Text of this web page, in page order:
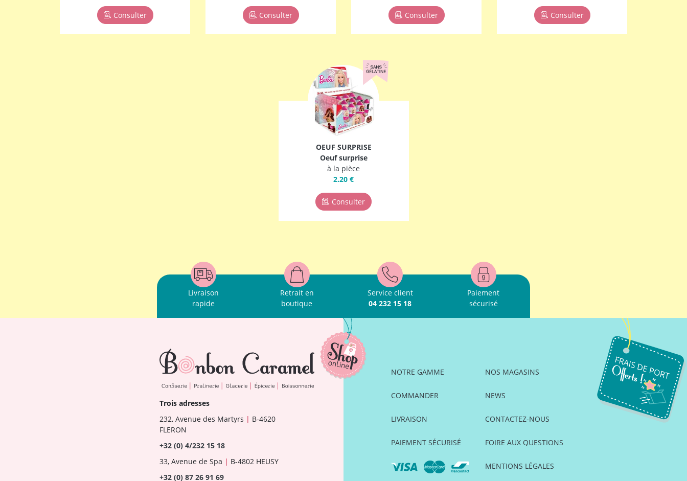
Consulter Consulter Consulter Consulter
OEUF SURPRISE
Oeuf surprise
à la pièce
2.20 €
Consulter
Livraison
rapide
Retrait en
boutique
Service client
04 232 15 18
Paiement
sécurisé
Trois adresses
232, Avenue des Martyrs | B-4620
FLERON
+32 (0) 4/232 15 18
33, Avenue de Spa | B-4802 HEUSY
+32 (0) 87 26 91 69
NOTRE GAMME
COMMANDER
LIVRAISON
PAIEMENT SÉCURISÉ
NOS MAGASINS
NEWS
CONTACTEZ-NOUS
FOIRE AUX QUESTIONS
MENTIONS LÉGALES